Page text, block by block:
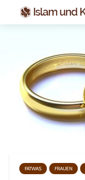
FATWAS FRAUEN